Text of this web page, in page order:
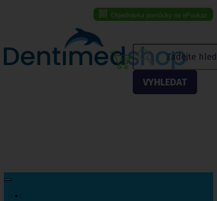
Objednávka pomůcky na ePoukaz
VYHLEDAT